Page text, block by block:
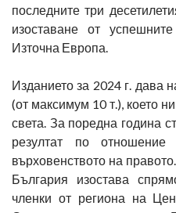
последните три
изоставане от
Източна Европа.
Изданието за 2024 г. дава
(от максимум 10 т.), което
света. За поредна година
резултат по
върховенството на
България изостава
членки от региона на